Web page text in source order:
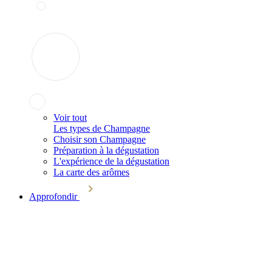
Voir tout
Les types de Champagne
Choisir son Champagne
Préparation à la dégustation
L'expérience de la dégustation
La carte des arômes
Approfondir